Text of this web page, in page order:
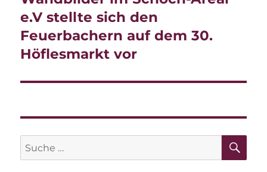
e.V stellte sich den
Feuerbachern auf dem 30.
Höflesmarkt vor
Suche
nach: